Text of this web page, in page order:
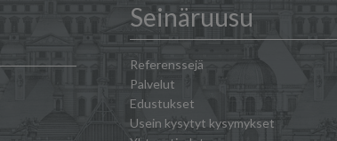
Seinäruusu
Referenssejä
Palvelut
Edustukset
Usein kysytyt kysymykset